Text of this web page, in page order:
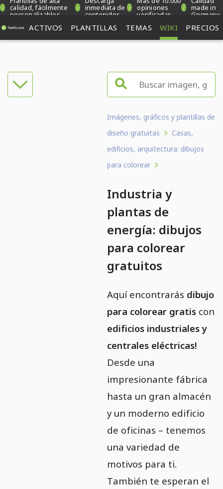
calidad, fácilmente
personalizables
inmediata de
contenidos
opiniones
verificadas
made in
Germany
ACTIVOS PLANTILLAS TEMAS WIKI PRECIOS
Imágenes, gráficos y plantillas de
diseño gratuitas
Casas,
edificios, arquitectura: dibujos
para colorear
Industria y
plantas de
energía: dibujos
para colorear
gratuitos
Aquí encontrarás dibujo
para colorear gratis con
edificios industriales y
centrales eléctricas!
Desde una
impresionante fábrica
hasta un gran almacén
y un moderno edificio
de oficinas – tenemos
una variedad de
motivos para ti.
También te esperan el